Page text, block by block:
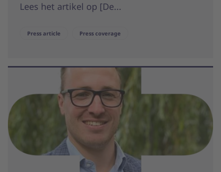
Lees het artikel op [De...
Press article Press coverage